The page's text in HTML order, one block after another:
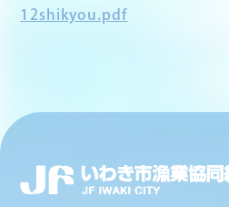
12shikyou.pdf